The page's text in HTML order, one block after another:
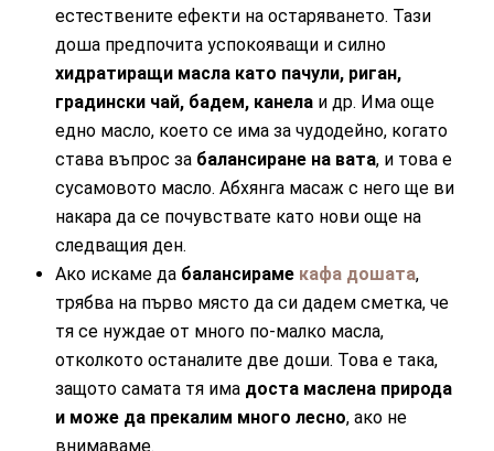
естествените ефекти на остаряването. Тази
доша предпочита успокояващи и силно
хидратиращи масла като пачули, риган,
градински чай, бадем, канела и др. Има още
едно масло, което се има за чудодейно, когато
става въпрос за балансиране на вата, и това е
сусамовото масло. Абхянга масаж с него ще ви
накара да се почувствате като нови още на
следващия ден.
Ако искаме да балансираме кафа дошата,
трябва на първо място да си дадем сметка, че
тя се нуждае от много по-малко масла,
отколкото останалите две доши. Това е така,
защото самата тя има доста маслена природа
и може да прекалим много лесно, ако не
внимаваме.